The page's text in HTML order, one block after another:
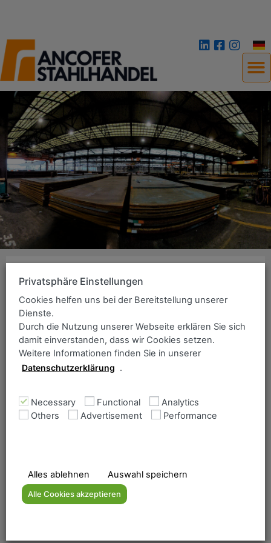
ANCOFER Search
Assortment / Grade
Business partners letter
Downloads
Contact form Mülheim
Privatsphäre Einstellungen
Cookies helfen uns bei der Bereitstellung unserer
Dienste.
Durch die Nutzung unserer Webseite erklären Sie sich
damit einverstanden, dass wir Cookies setzen.
Weitere Informationen finden Sie in unserer
Datenschutzerklärung .
Necessary Functional
Analytics
Others
Advertisement Performance
Alles ablehnen Auswahl speichern
Alle Cookies akzeptieren